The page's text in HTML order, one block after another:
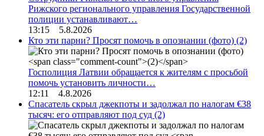
Рижского регионального управления Государственной
полиции устанавливают…
13:15 5.8.2026
Кто эти парни? Просят помочь в опознании (фото) (2)
Госполиция Латвии обращается к жителям с просьбой
помочь установить личности…
12:11 4.8.2026
Спасатель скрыл джекпоты и задолжал по налогам €38
тысяч: его отправляют под суд (2)